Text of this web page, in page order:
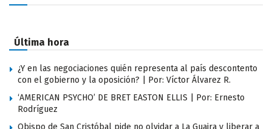
Última hora
¿Y en las negociaciones quién representa al país descontento
con el gobierno y la oposición? | Por: Víctor Álvarez R.
‘AMERICAN PSYCHO’ DE BRET EASTON ELLIS | Por: Ernesto
Rodríguez